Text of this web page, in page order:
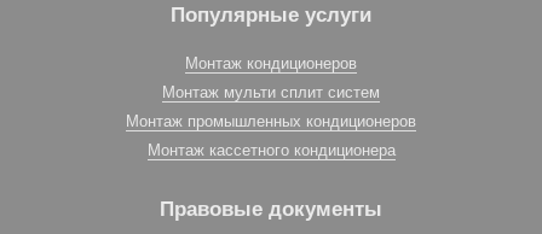
Популярные услуги
Монтаж кондиционеров
Монтаж мульти сплит систем
Монтаж промышленных кондиционеров
Монтаж кассетного кондиционера
Правовые документы